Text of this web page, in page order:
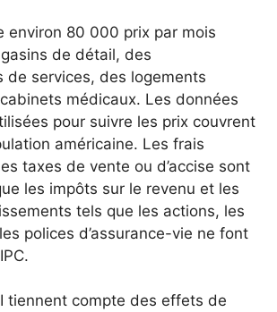
environ 80 000 prix par mois
de détail, des
de services, des logements
médicaux. Les données
pour suivre les prix couvrent
américaine. Les frais
taxes de vente ou d’accise sont
les impôts sur le revenu et les
tels que les actions, les
polices d’assurance-vie ne font
tiennent compte des effets de